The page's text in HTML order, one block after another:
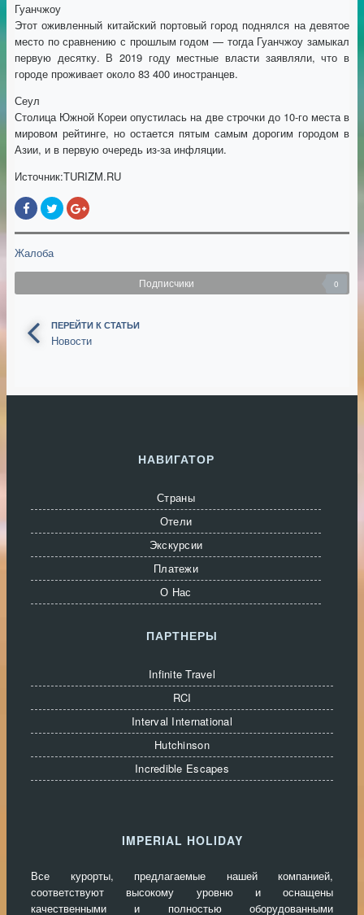
Гуанчжоу
Этот оживленный китайский портовый город поднялся на девятое
место по сравнению с прошлым годом — тогда Гуанчжоу замыкал
первую десятку. В 2019 году местные власти заявляли, что в
городе проживает около 83 400 иностранцев.
Сеул
Столица Южной Кореи опустилась на две строчки до 10-го места в
мировом рейтинге, но остается пятым самым дорогим городом в
Азии, и в первую очередь из-за инфляции.
Источник:TURIZM.RU
Жалоба
Подписчики 0
ПЕРЕЙТИ К СТАТЬИ
Новости
НАВИГАТОР
Страны
Отели
Экскурсии
Платежи
О Нас
ПАРТНЕРЫ
Infinite Travel
RCI
Interval International
Hutchinson
Incredible Escapes
IMPERIAL HOLIDAY
Все курорты, предлагаемые нашей компанией,
соответствуют высокому уровню и оснащены
качественными и полностью оборудованными